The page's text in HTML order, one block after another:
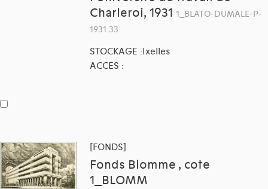
Charleroi, 1931 1_BLATO-DUMALE-P-
1931.33
STOCKAGE :Ixelles
ACCES :
[FONDS]
Fonds Blomme , cote
1_BLOMM